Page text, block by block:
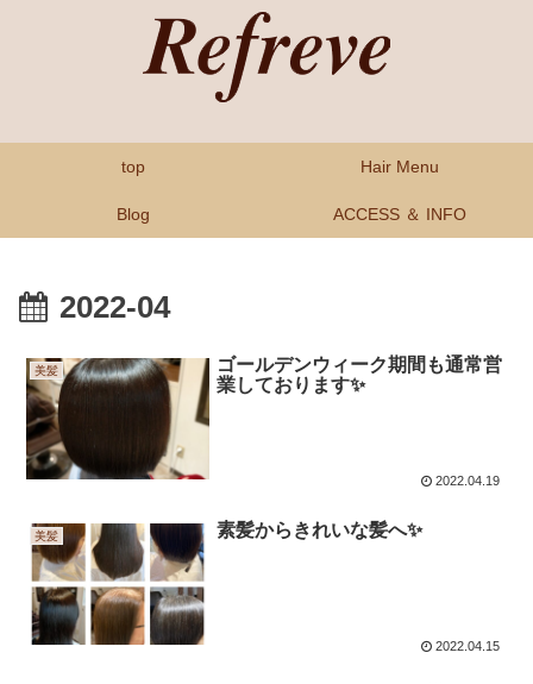
top Hair Menu
Blog ACCESS ＆ INFO
2022-04
美髪
ゴールデンウィーク期間も通常営
業しております✨
2022.04.19
美髪 素髪からきれいな髪へ✨
2022.04.15